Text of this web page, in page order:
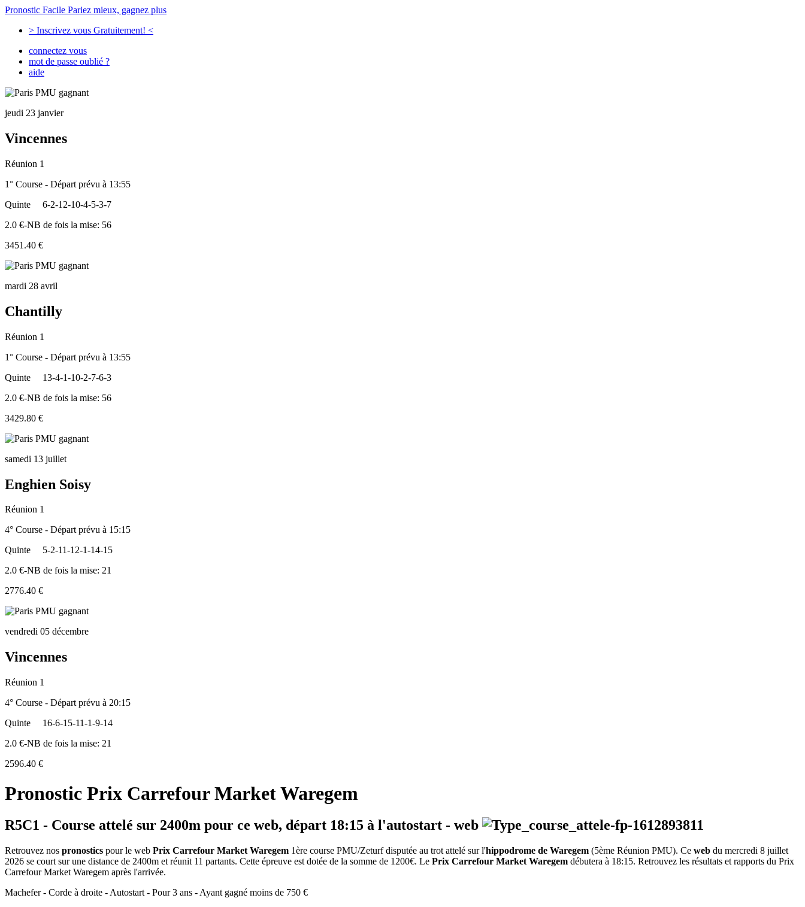
Pronostic Facile Pariez mieux, gagnez plus
> Inscrivez vous Gratuitement! <
connectez vous
mot de passe oublié ?
aide
jeudi 23 janvier
Vincennes
Réunion 1
1° Course - Départ prévu à 13:55
Quinte
6-2-12-10-4-5-3-7
2.0 €-NB de fois la mise: 56
3451.40 €
mardi 28 avril
Chantilly
Réunion 1
1° Course - Départ prévu à 13:55
Quinte
13-4-1-10-2-7-6-3
2.0 €-NB de fois la mise: 56
3429.80 €
samedi 13 juillet
Enghien Soisy
Réunion 1
4° Course - Départ prévu à 15:15
Quinte
5-2-11-12-1-14-15
2.0 €-NB de fois la mise: 21
2776.40 €
vendredi 05 décembre
Vincennes
Réunion 1
4° Course - Départ prévu à 20:15
Quinte
16-6-15-11-1-9-14
2.0 €-NB de fois la mise: 21
2596.40 €
Pronostic Prix Carrefour Market Waregem
R5C1 - Course attelé sur 2400m pour ce web, départ 18:15 à l'autostart - web
Retrouvez nos pronostics pour le web Prix Carrefour Market Waregem 1ère course PMU/Zeturf disputée au trot attelé sur l'hippodrome de Waregem (5ème Réunion PMU). Ce web du mercredi 8 juillet
2026 se court sur une distance de 2400m et réunit 11 partants. Cette épreuve est dotée de la somme de 1200€. Le Prix Carrefour Market Waregem débutera à 18:15. Retrouvez les résultats et rapports du Prix
Carrefour Market Waregem après l'arrivée.
Machefer - Corde à droite - Autostart - Pour 3 ans - Ayant gagné moins de 750 €